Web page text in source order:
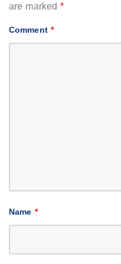
are marked*
Comment *
Name *